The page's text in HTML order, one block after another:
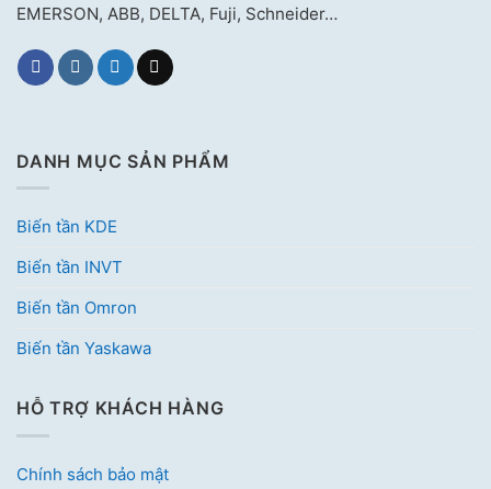
EMERSON, ABB, DELTA, Fuji, Schneider…
DANH MỤC SẢN PHẨM
Biến tần KDE
Biến tần INVT
Biến tần Omron
Biến tần Yaskawa
HỖ TRỢ KHÁCH HÀNG
Chính sách bảo mật